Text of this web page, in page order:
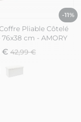
-11%
Pliable Côtelé
76x38 cm - AMORY
€ 42,99 €